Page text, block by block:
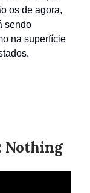
os de agora,
sendo
na superfície
Nothing